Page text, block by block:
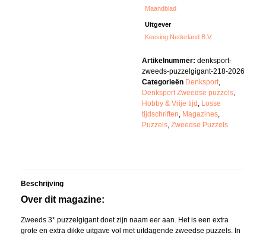
Maandblad
Uitgever
Keesing Nederland B.V.
Artikelnummer: denksport-
zweeds-puzzelgigant-218-2026
Categorieën Denksport
Denksport Zweedse puzzels
Hobby & Vrije tijd Losse
tijdschriften Magazines
Puzzels Zweedse Puzzels
Beschrijving
Over dit magazine:
Zweeds 3* puzzelgigant doet zijn naam eer aan. Het is een extra
grote en extra dikke uitgave vol met uitdagende zweedse puzzels. In